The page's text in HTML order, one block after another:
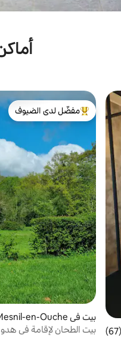
5، 67 مراجعات
من أبرز البيوت المفضّلة
مفضّل لدى الضيوف
بيت في Mesnil-en-Ouche
بيت الطحان لإقامة في